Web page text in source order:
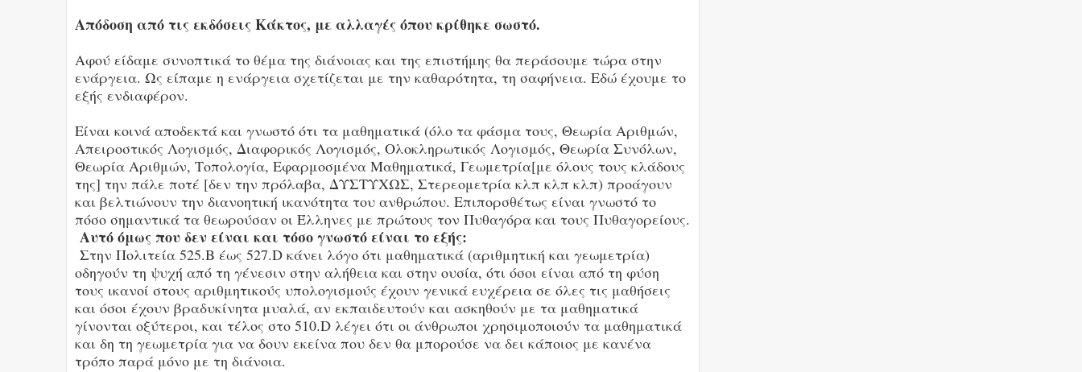
Απόδοση από τις εκδόσεις Κάκτος, με αλλαγές όπου κρίθηκε σωστό.
Αφού είδαμε συνοπτικά το θέμα της διάνοιας και της επιστήμης θα περάσουμε τώρα στην
ενάργεια. Ως είπαμε η ενάργεια σχετίζεται με την καθαρότητα, τη σαφήνεια. Εδώ έχουμε το
εξής ενδιαφέρον.
Είναι κοινά αποδεκτά και γνωστό ότι τα μαθηματικά (όλο τα φάσμα τους, Θεωρία Αριθμών,
Απειροστικός Λογισμός, Διαφορικός Λογισμός, Ολοκληρωτικός Λογισμός, Θεωρία Συνόλων,
Θεωρία Αριθμών, Τοπολογία, Εφαρμοσμένα Μαθηματικά, Γεωμετρία[με όλους τους κλάδους
της] την πάλε ποτέ [δεν την πρόλαβα, ΔΥΣΤΥΧΩΣ, Στερεομετρία κλπ κλπ κλπ) προάγουν
και βελτιώνουν την διανοητική ικανότητα του ανθρώπου. Επιπορσθέτως είναι γνωστό το
πόσο σημαντικά τα θεωρούσαν οι Έλληνες με πρώτους τον Πυθαγόρα και τους Πυθαγορείους.
Αυτό όμως που δεν είναι και τόσο γνωστό είναι το εξής:
Στην Πολιτεία 525.B έως 527.D κάνει λόγο ότι μαθηματικά (αριθμητική και γεωμετρία)
οδηγούν τη ψυχή από τη γένεσιν στην αλήθεια και στην ουσία, ότι όσοι είναι από τη φύση
τους ικανοί στους αριθμητικούς υπολογισμούς έχουν γενικά ευχέρεια σε όλες τις μαθήσεις
και όσοι έχουν βραδυκίνητα μυαλά, αν εκπαιδευτούν και ασκηθούν με τα μαθηματικά
γίνονται οξύτεροι, και τέλος στο 510.D λέγει ότι οι άνθρωποι χρησιμοποιούν τα μαθηματικά
και δη τη γεωμετρία για να δουν εκείνα που δεν θα μπορούσε να δει κάποιος με κανένα
τρόπο παρά μόνο με τη διάνοια.